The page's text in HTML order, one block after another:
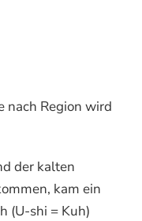
nach Region wird
der kalten
kam ein
(U-shi = Kuh)